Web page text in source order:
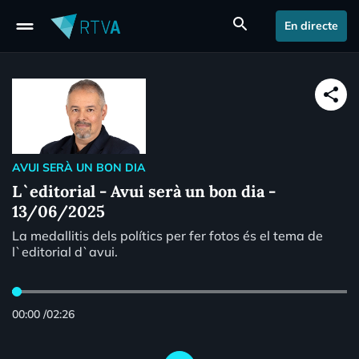
drag_handle search En directe
share
AVUI SERÀ UN BON DIA
L`editorial - Avui serà un bon dia -
13/06/2025
La medallitis dels polítics per fer fotos és el tema de
l`editorial d`avui.
00:00 /02:26